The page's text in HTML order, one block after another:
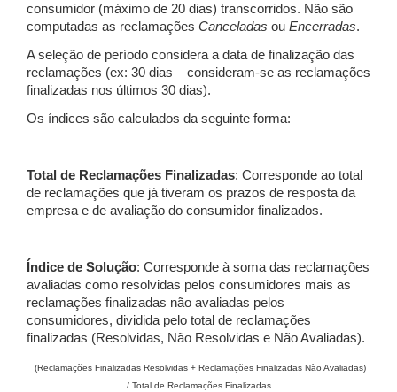
consumidor (máximo de 20 dias) transcorridos. Não são
computadas as reclamações Canceladas ou Encerradas.
A seleção de período considera a data de finalização das
reclamações (ex: 30 dias – consideram-se as reclamações
finalizadas nos últimos 30 dias).
Os índices são calculados da seguinte forma:
Total de Reclamações Finalizadas: Corresponde ao total
de reclamações que já tiveram os prazos de resposta da
empresa e de avaliação do consumidor finalizados.
Índice de Solução: Corresponde à soma das reclamações
avaliadas como resolvidas pelos consumidores mais as
reclamações finalizadas não avaliadas pelos
consumidores, dividida pelo total de reclamações
finalizadas (Resolvidas, Não Resolvidas e Não Avaliadas).
(Reclamações Finalizadas Resolvidas + Reclamações Finalizadas Não Avaliadas)
/ Total de Reclamações Finalizadas